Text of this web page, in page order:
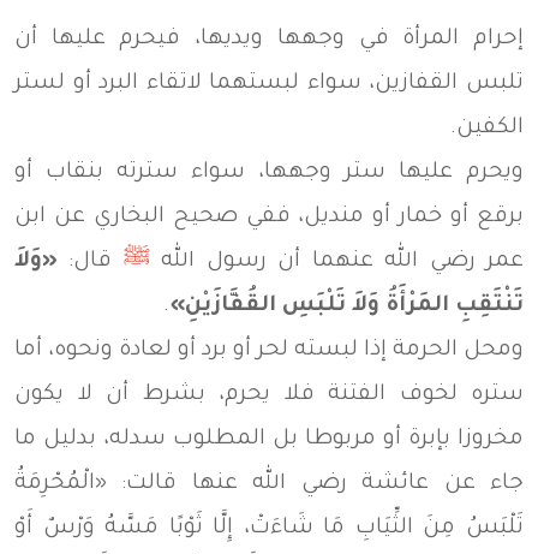
إحرام المرأة في وجهها ويديها، فيحرم عليها أن
تلبس القفازين، سواء لبستهما لاتقاء البرد أو لستر
الكفين.
ويحرم عليها ستر وجهها، سواء سترته بنقاب أو
برقع أو خمار أو منديل، ففي صحيح البخاري عن ابن
عمر رضي الله عنهما أن رسول الله ﷺ قال: «وَلاَ
تَنْتَقِبِ المَرْأَةُ وَلاَ تَلْبَسِ القُفَّازَيْنِ».
ومحل الحرمة إذا لبسته لحر أو برد أو لعادة ونحوه، أما
ستره لخوف الفتنة فلا يحرم، بشرط أن لا يكون
مخروزا بإبرة أو مربوطا بل المطلوب سدله، بدليل ما
جاء عن عائشة رضي الله عنها قالت: «الْمُحْرِمَةُ
تَلْبَسُ مِنَ الثِّيَابِ مَا شَاءَتْ، إِلَّا ثَوْبًا مَسَّهُ وَرْسٌ أَوْ